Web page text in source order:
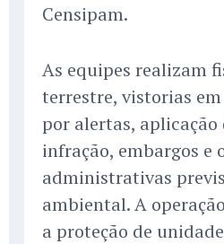
Censipam.
As equipes realizam
terrestre, vistorias
por alertas, aplicação
infração, embargos e
administrativas
ambiental. A
a proteção de